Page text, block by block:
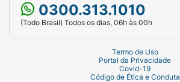
0300.313.1010
(Todo Brasil) Todos os dias, 06h às 00h
Termo de Uso
Portal da Privacidade
Covid-19
Código de Ética e Conduta